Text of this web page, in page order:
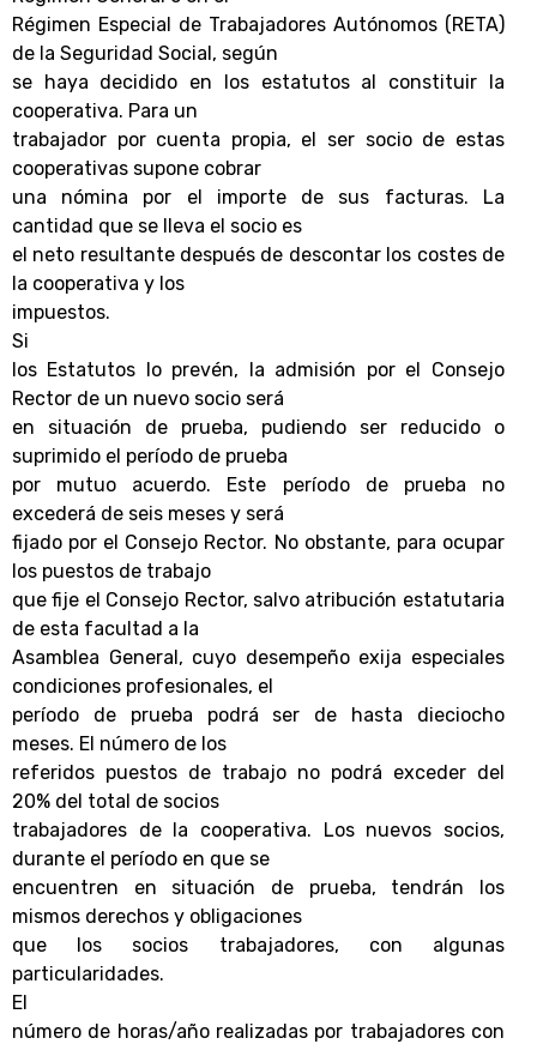
Régimen Especial de Trabajadores Autónomos (RETA)
de la Seguridad Social, según
se haya decidido en los estatutos al constituir la
cooperativa. Para un
trabajador por cuenta propia, el ser socio de estas
cooperativas supone cobrar
una nómina por el importe de sus facturas. La
cantidad que se lleva el socio es
el neto resultante después de descontar los costes de
la cooperativa y los
impuestos.
Si
los Estatutos lo prevén, la admisión por el Consejo
Rector de un nuevo socio será
en situación de prueba, pudiendo ser reducido o
suprimido el período de prueba
por mutuo acuerdo. Este período de prueba no
excederá de seis meses y será
fijado por el Consejo Rector. No obstante, para ocupar
los puestos de trabajo
que fije el Consejo Rector, salvo atribución estatutaria
de esta facultad a la
Asamblea General, cuyo desempeño exija especiales
condiciones profesionales, el
período de prueba podrá ser de hasta dieciocho
meses. El número de los
referidos puestos de trabajo no podrá exceder del
20% del total de socios
trabajadores de la cooperativa. Los nuevos socios,
durante el período en que se
encuentren en situación de prueba, tendrán los
mismos derechos y obligaciones
que los socios trabajadores, con algunas
particularidades.
El
número de horas/año realizadas por trabajadores con